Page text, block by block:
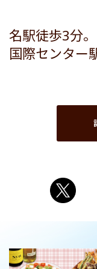
名駅徒歩3分。
国際センター